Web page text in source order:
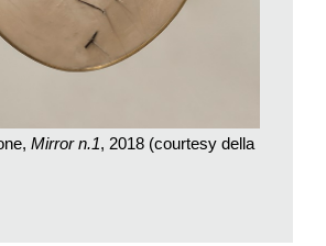
poi, nelle tue opere sono
e mobili quali testiere del letto,
posate… Cosa rappresentano
che nel momento in cui abbandonano
gli abbiamo attribuito ci
Mirror n.1, 2018 (courtesy della